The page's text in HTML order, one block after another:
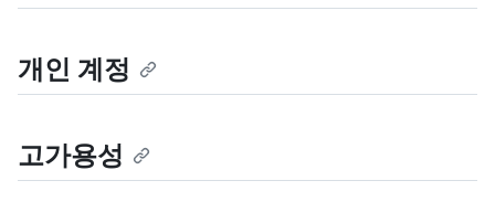
개인 계정
고가용성